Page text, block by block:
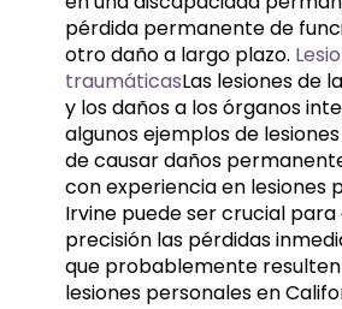
pérdida permanente de
otro daño a largo plazo.
traumáticasLas lesiones de
y los daños a los órganos
algunos ejemplos de
de causar daños
con experiencia en lesiones
Irvine puede ser crucial
precisión las pérdidas
que probablemente
lesiones personales en